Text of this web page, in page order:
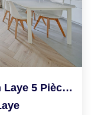
Appartement Saint Germain En Laye 5 Pièce(s) 97.72 M2